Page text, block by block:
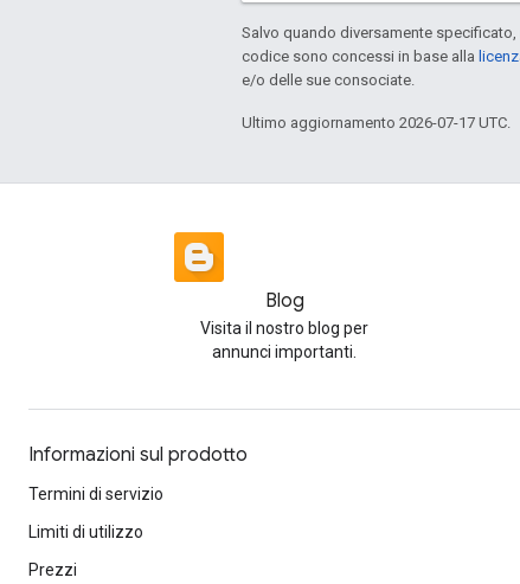
Salvo quando diversamente
codice sono concessi in base alla
e/o delle sue consociate.
Ultimo aggiornamento 2026-07-17 UTC.
Blog
Visita il nostro blog per
annunci importanti.
Informazioni sul prodotto
Termini di servizio
Limiti di utilizzo
Prezzi